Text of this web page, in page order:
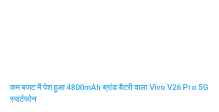
कम बजट में पेश हुआ 4800mAh ब्रांड बैटरी वाला Vivo V26 Pro 5G
स्मार्टफोन